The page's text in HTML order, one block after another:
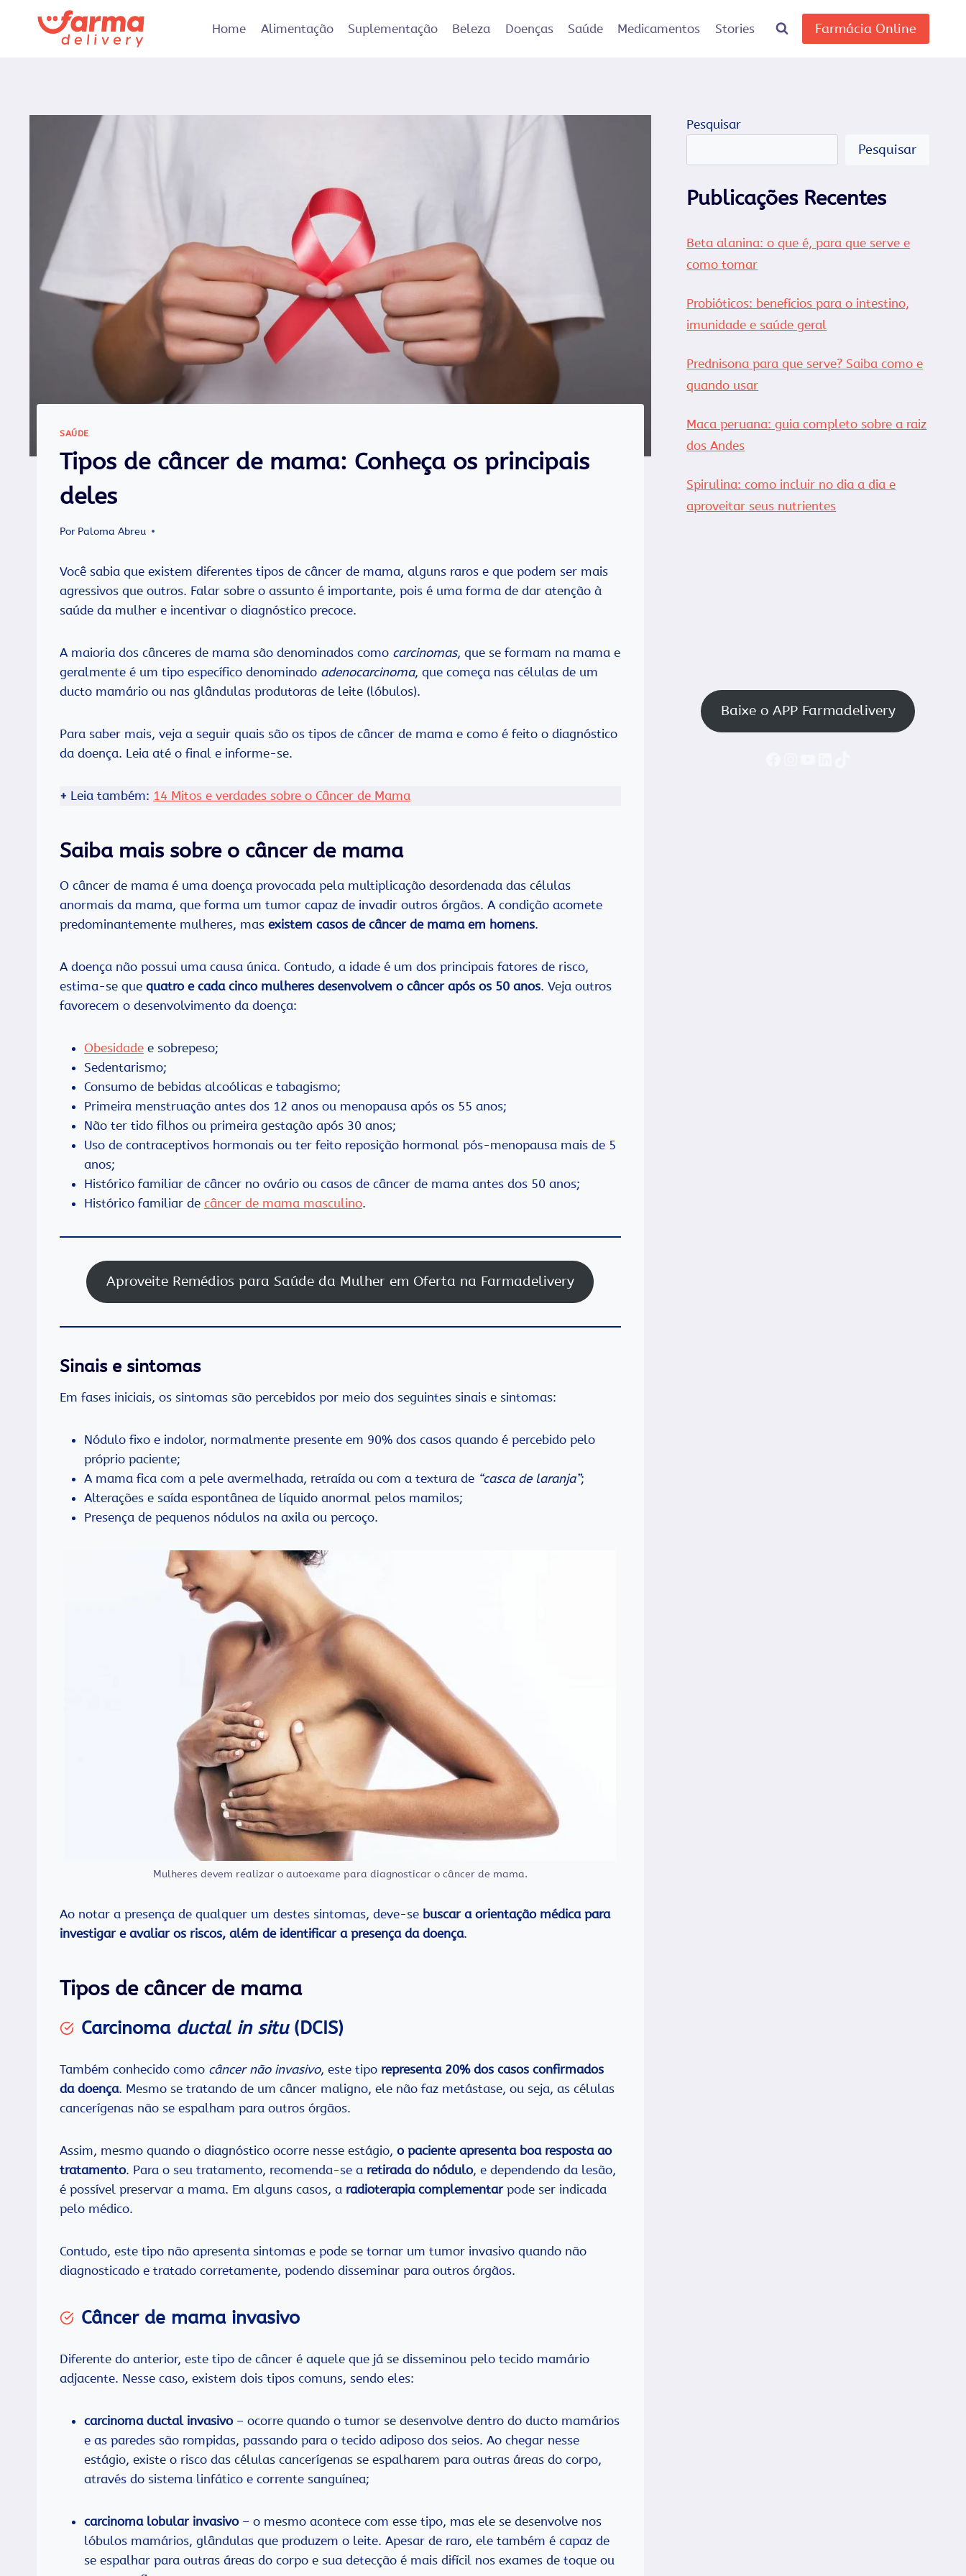
Home Alimentação Suplementação Beleza Doenças Saúde Medicamentos Stories Farmácia Online
SAÚDE
Tipos de câncer de mama: Conheça os principais
deles
Por Paloma Abreu
Você sabia que existem diferentes tipos de câncer de mama, alguns raros e que podem ser mais
agressivos que outros. Falar sobre o assunto é importante, pois é uma forma de dar atenção à
saúde da mulher e incentivar o diagnóstico precoce.
A maioria dos cânceres de mama são denominados como carcinomas, que se formam na mama e
geralmente é um tipo específico denominado adenocarcinoma, que começa nas células de um
ducto mamário ou nas glândulas produtoras de leite (lóbulos).
Para saber mais, veja a seguir quais são os tipos de câncer de mama e como é feito o diagnóstico
da doença. Leia até o final e informe-se.
+ Leia também: 14 Mitos e verdades sobre o Câncer de Mama
Saiba mais sobre o câncer de mama
O câncer de mama é uma doença provocada pela multiplicação desordenada das células
anormais da mama, que forma um tumor capaz de invadir outros órgãos. A condição acomete
predominantemente mulheres, mas existem casos de câncer de mama em homens.
A doença não possui uma causa única. Contudo, a idade é um dos principais fatores de risco,
estima-se que quatro e cada cinco mulheres desenvolvem o câncer após os 50 anos. Veja outros
favorecem o desenvolvimento da doença:
Obesidade e sobrepeso;
Sedentarismo;
Consumo de bebidas alcoólicas e tabagismo;
Primeira menstruação antes dos 12 anos ou menopausa após os 55 anos;
Não ter tido filhos ou primeira gestação após 30 anos;
Uso de contraceptivos hormonais ou ter feito reposição hormonal pós-menopausa mais de 5
anos;
Histórico familiar de câncer no ovário ou casos de câncer de mama antes dos 50 anos;
Histórico familiar de câncer de mama masculino.
Aproveite Remédios para Saúde da Mulher em Oferta na Farmadelivery
Sinais e sintomas
Em fases iniciais, os sintomas são percebidos por meio dos seguintes sinais e sintomas:
Nódulo fixo e indolor, normalmente presente em 90% dos casos quando é percebido pelo
próprio paciente;
A mama fica com a pele avermelhada, retraída ou com a textura de “casca de laranja”;
Alterações e saída espontânea de líquido anormal pelos mamilos;
Presença de pequenos nódulos na axila ou percoço.
Mulheres devem realizar o autoexame para diagnosticar o câncer de mama.
Ao notar a presença de qualquer um destes sintomas, deve-se buscar a orientação médica para
investigar e avaliar os riscos, além de identificar a presença da doença.
Tipos de câncer de mama
Carcinoma ductal in situ (DCIS)
Também conhecido como câncer não invasivo, este tipo representa 20% dos casos confirmados
da doença. Mesmo se tratando de um câncer maligno, ele não faz metástase, ou seja, as células
cancerígenas não se espalham para outros órgãos.
Assim, mesmo quando o diagnóstico ocorre nesse estágio, o paciente apresenta boa resposta ao
tratamento. Para o seu tratamento, recomenda-se a retirada do nódulo, e dependendo da lesão,
é possível preservar a mama. Em alguns casos, a radioterapia complementarpode ser indicada
pelo médico.
Contudo, este tipo não apresenta sintomas e pode se tornar um tumor invasivo quando não
diagnosticado e tratado corretamente, podendo disseminar para outros órgãos.
Câncer de mama invasivo
Diferente do anterior, este tipo de câncer é aquele que já se disseminou pelo tecido mamário
adjacente. Nesse caso, existem dois tipos comuns, sendo eles:
carcinoma ductal invasivo– ocorre quando o tumor se desenvolve dentro do ducto mamários
e as paredes são rompidas, passando para o tecido adiposo dos seios. Ao chegar nesse
estágio, existe o risco das células cancerígenas se espalharem para outras áreas do corpo,
através do sistema linfático e corrente sanguínea;
carcinoma lobular invasivo– o mesmo acontece com esse tipo, mas ele se desenvolve nos
lóbulos mamários, glândulas que produzem o leite. Apesar de raro, ele também é capaz de
se espalhar para outras áreas do corpo e sua detecção é mais difícil nos exames de toque ou
Pesquisar
Pesquisar
Publicações Recentes
Beta alanina: o que é, para que serve e
como tomar
Probióticos: benefícios para o intestino,
imunidade e saúde geral
Prednisona para que serve? Saiba como e
quando usar
Maca peruana: guia completo sobre a raiz
dos Andes
Spirulina: como incluir no dia a dia e
aproveitar seus nutrientes
Baixe o APP Farmadelivery